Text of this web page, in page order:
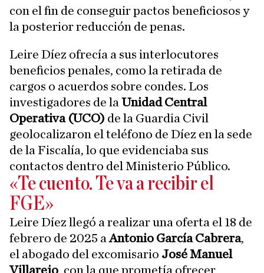
con el fin de conseguir pactos beneficiosos y
la posterior reducción de penas.
Leire Díez ofrecía a sus interlocutores
beneficios penales, como la retirada de
cargos o acuerdos sobre condes. Los
investigadores de la Unidad Central
Operativa (UCO) de la Guardia Civil
geolocalizaron el teléfono de Díez en la sede
de la Fiscalía, lo que evidenciaba sus
contactos dentro del Ministerio Público.
«Te cuento. Te va a recibir el
FGE»
Leire Díez llegó a realizar una oferta el 18 de
febrero de 2025 aAntonio García Cabrera,
el abogado del excomisario José Manuel
Villarejo, con la que prometía ofrecer